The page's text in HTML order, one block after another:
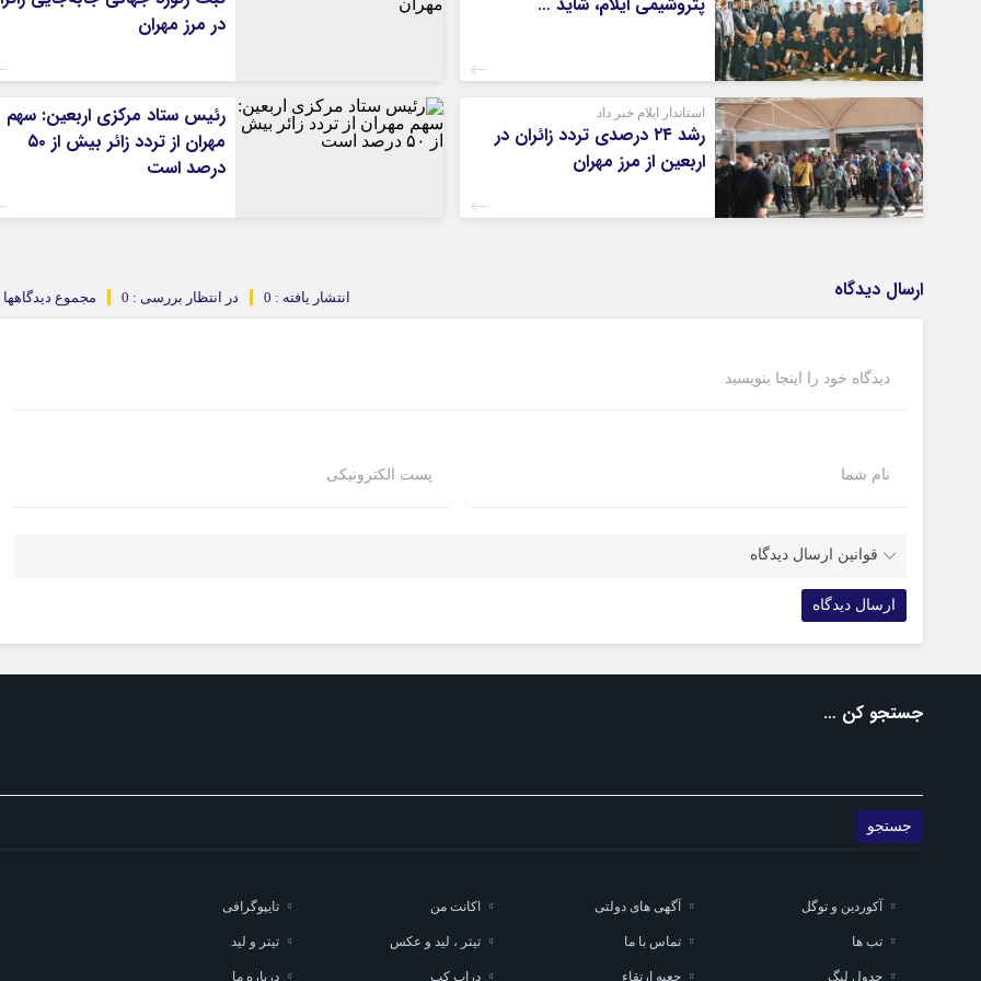
در مرز مهران
استاندار ایلام خبر داد
رشد ۲۴ درصدی تردد زائران در
اربعین از مرز مهران
رئیس ستاد مرکزی اربعین: سهم
مهران از تردد زائر بیش از ۵۰
درصد است
ارسال دیدگاه مجموع دیدگاهها در انتظار بررسی : 0 انتشار یافته : 0
دیدگاه خود را اینجا بنویسید
نام شما پست الکترونیکی
قوانین ارسال دیدگاه
جستجو کن …
آکوردین و توگل آگهی های دولتی اکانت من تایپوگرافی
تب ها تماس با ما تیتر ، لید و عکس تیتر و لید
جدول لیگ جعبه ارتقاء دراپ کپ درباره ما